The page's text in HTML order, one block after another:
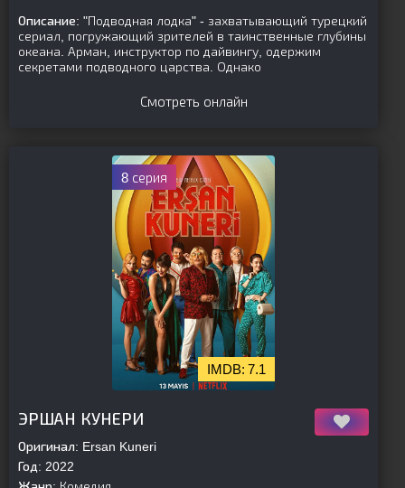
Описание: "Подводная лодка" - захватывающий турецкий
сериал, погружающий зрителей в таинственные глубины
океана. Арман, инструктор по дайвингу, одержим
секретами подводного царства. Однако
Смотреть онлайн
8 серия
7.1
ЭРШАН КУНЕРИ
Оригинал: Ersan Kuneri
Год: 2022